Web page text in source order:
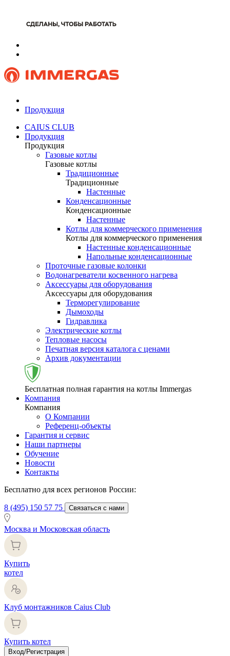
Продукция
CAIUS CLUB
Продукция
Продукция
Газовые котлы
Газовые котлы
Традиционные
Традиционные
Настенные
Конденсационные
Конденсационные
Настенные
Котлы для коммерческого применения
Котлы для коммерческого применения
Настенные конденсационные
Напольные конденсационные
Проточные газовые колонки
Водонагреватели косвенного нагрева
Аксессуары для оборудования
Аксессуары для оборудования
Терморегулирование
Дымоходы
Гидравлика
Электрические котлы
Тепловые насосы
Печатная версия каталога с ценами
Архив документации
Бесплатная полная гарантия на котлы Immergas
Компания
Компания
О Компании
Референц-объекты
Гарантия и сервис
Наши партнеры
Обучение
Новости
Контакты
Бесплатно для всех регионов России:
8 (495) 150 57 75 Связаться с нами
Москва и Московская область
Купить
котел
Клуб монтажников Caius Club
Купить котел
Вход/Регистрация